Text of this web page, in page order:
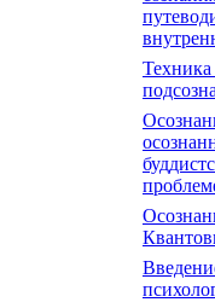
Техника